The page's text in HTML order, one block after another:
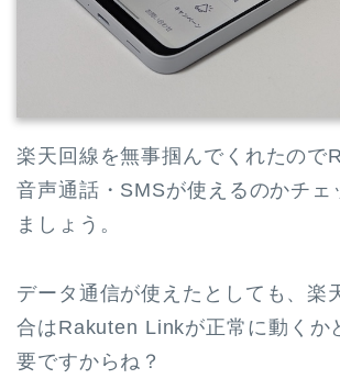
楽天回線を無事掴んでくれたので
音声通話・SMSが使えるのかチェ
ましょう。
データ通信が使えたとしても、楽
合はRakuten Linkが正常に動くか
要ですからね？